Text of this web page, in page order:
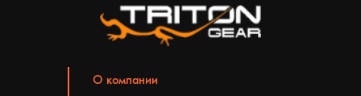
ВСЕ КАТЕГОРИИ
О компании